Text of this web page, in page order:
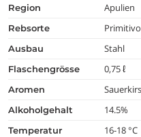
region Apulien
rebsorte Primitivo
ausbau Stahl
flaschengrösse 0,75 ℓ
aromen
alkoholgehalt 14.5%
temperatur 16-18 °C